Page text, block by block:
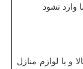
وارد نشود
و یا لوازم منازل